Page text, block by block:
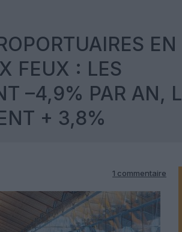
EN
FEUX : LES
–4,9% PAR AN,
+ 3,8%
1 commentaire